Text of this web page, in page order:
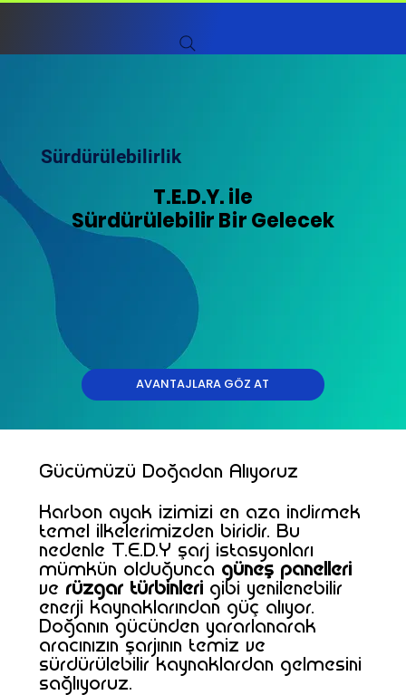
Sürdürülebilirlik
T.E.D.Y. ile
Sürdürülebilir Bir Gelecek
T.E.D.Y. ile
Sürdürülebilir Bir Gelecek
AVANTAJLARA GÖZ AT
Gücümüzü Doğadan Alıyoruz
Karbon ayak izimizi en aza indirmek
temel ilkelerimizden biridir. Bu
nedenle T.E.D.Y şarj istasyonları
mümkün olduğunca güneş panelleri
ve rüzgar türbinlerigibi yenilenebilir
enerji kaynaklarından güç alıyor.
Doğanın gücünden yararlanarak
aracınızın şarjının temiz ve
sürdürülebilir kaynaklardan gelmesini
sağlıyoruz.